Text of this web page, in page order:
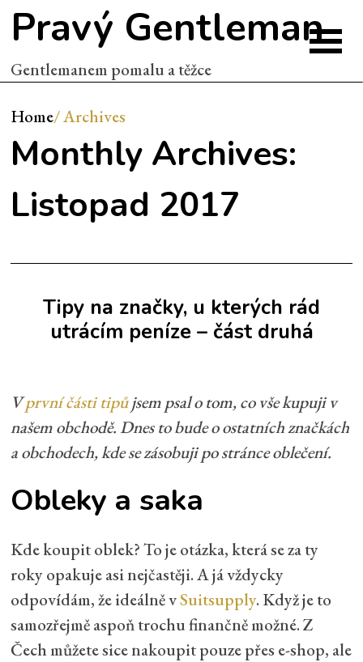
Pravý Gentleman
Gentlemanem pomalu a těžce
Home/Archives
Monthly Archives:
Listopad 2017
Tipy na značky, u kterých rád
utrácím peníze – část druhá
Vprvní části tipůjsem psal o tom, co vše kupuji v
našem obchodě. Dnes to bude o ostatních značkách
a obchodech, kde se zásobuji po stránce oblečení.
Obleky a saka
Kde koupit oblek? To je otázka, která se za ty
roky opakuje asi nejčastěji. A já vždycky
odpovídám, že ideálně vSuitsupply. Když je to
samozřejmě aspoň trochu finančně možné. Z
Čech můžete sice nakoupit pouze přes e-shop, ale